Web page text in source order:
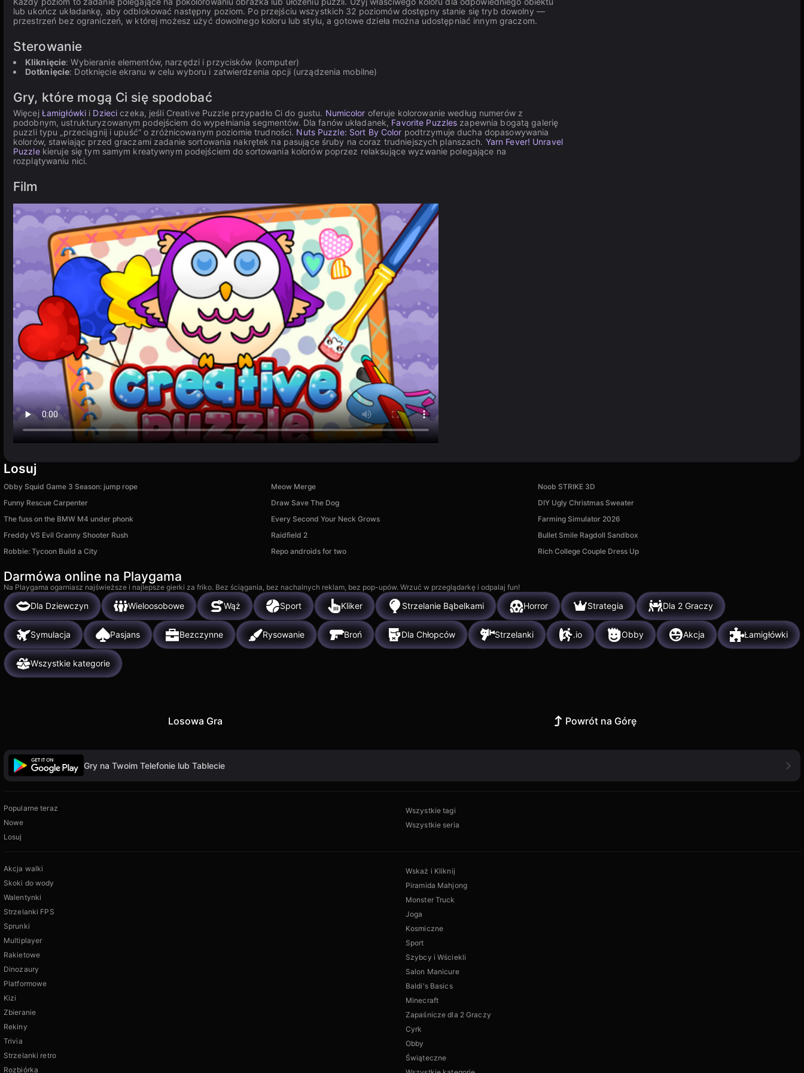
lub ukończ układankę, aby odblokować następny poziom. Po przejściu wszystkich 32 poziomów dostępny stanie się tryb dowolny —
przestrzeń bez ograniczeń, w której możesz użyć dowolnego koloru lub stylu, a gotowe dzieła można udostępniać innym graczom.
Sterowanie
Kliknięcie: Wybieranie elementów, narzędzi i przycisków (komputer)
Dotknięcie: Dotknięcie ekranu w celu wyboru i zatwierdzenia opcji (urządzenia mobilne)
Gry, które mogą Ci się spodobać
Więcej Łamigłówki i Dzieci czeka, jeśli Creative Puzzle przypadło Ci do gustu. Numicolor oferuje kolorowanie według numerów z
podobnym, ustrukturyzowanym podejściem do wypełniania segmentów. Dla fanów układanek, Favorite Puzzles zapewnia bogatą galerię
puzzli typu „przeciągnij i upuść” o zróżnicowanym poziomie trudności. Nuts Puzzle: Sort By Color podtrzymuje ducha dopasowywania
kolorów, stawiając przed graczami zadanie sortowania nakrętek na pasujące śruby na coraz trudniejszych planszach. Yarn Fever! Unravel
Puzzlekieruje się tym samym kreatywnym podejściem do sortowania kolorów poprzez relaksujące wyzwanie polegające na
rozplątywaniu nici.
Film
Losuj
Obby Squid Game 3 Season: jump rope Meow Merge
Noob STRIKE 3D
Funny Rescue Carpenter
Draw Save The Dog
DIY Ugly Christmas Sweater
The fuss on the BMW M4 under phonk
Every Second Your Neck Grows
Farming Simulator 2026
Freddy VS Evil Granny Shooter Rush
Raidfield 2
Bullet Smile Ragdoll Sandbox
Robbie: Tycoon Build a City
Repo androids for two Rich College Couple Dress Up
Darmówa online na Playgama
Na Playgama ogarniasz najświeższe i najlepsze gierki za friko. Bez ściągania, bez nachalnych reklam, bez pop-upów. Wrzuć w przeglądarkę i odpalaj fun!
Dla Dziewczyn Wieloosobowe Wąż Sport Kliker Strzelanie Bąbelkami Horror Strategia Dla 2 Graczy
Symulacja Pasjans Bezczynne Rysowanie Broń Dla Chłopców Strzelanki .io Obby Akcja Łamigłówki
Wszystkie kategorie
Losowa Gra Powrót na Górę
Gry na Twoim Telefonie lub Tablecie
Popularne teraz
Nowe
Losuj
Wszystkie tagi
Wszystkie seria
Akcja walki
Skoki do wody
Walentynki
Strzelanki FPS
Sprunki
Multiplayer
Rakietowe
Dinozaury
Platformowe
Kizi
Zbieranie
Rekiny
Trivia
Strzelanki retro
Rozbiórka
Wskaż i Kliknij
Piramida Mahjong
Monster Truck
Joga
Kosmiczne
Sport
Szybcy i Wściekli
Salon Manicure
Baldi's Basics
Minecraft
Zapaśnicze dla 2 Graczy
Cyrk
Obby
Świąteczne